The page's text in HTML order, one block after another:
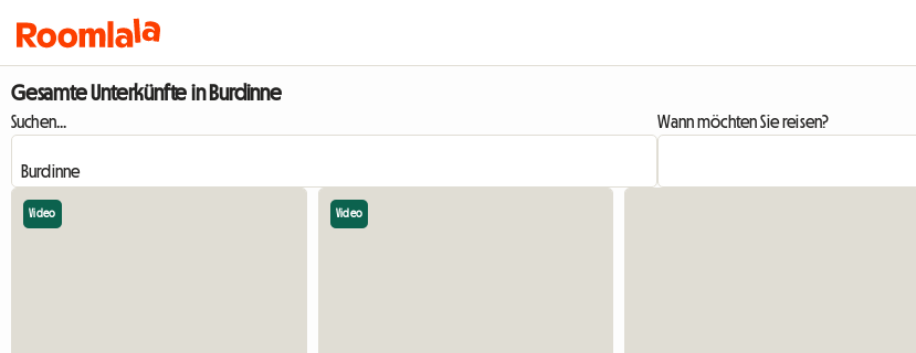
Gesamte Unterkünfte in Burdinne
Suchen... Wann möchten Sie reisen?
Video Video